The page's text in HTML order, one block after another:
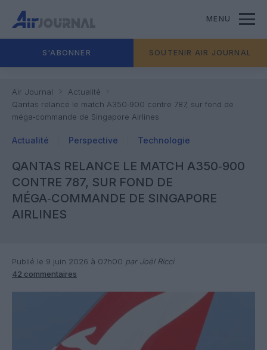
MENU
S'ABONNER SOUTENIR AIR JOURNAL
Air Journal
Actualité
Qantas relance le match A350‑900 contre 787, sur fond de
méga‑commande de Singapore Airlines
Actualité Perspective Technologie
QANTAS RELANCE LE MATCH A350‑900
CONTRE 787, SUR FOND DE
MÉGA‑COMMANDE DE SINGAPORE
AIRLINES
Publié le 9 juin 2026 à 07h00 par Joël Ricci
42 commentaires